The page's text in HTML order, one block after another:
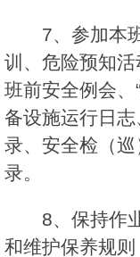
7、参加本
训、危险预知活
班前安全例会、
备设施运行日
录、安全检（
录。
8、保持作
和维护保养规